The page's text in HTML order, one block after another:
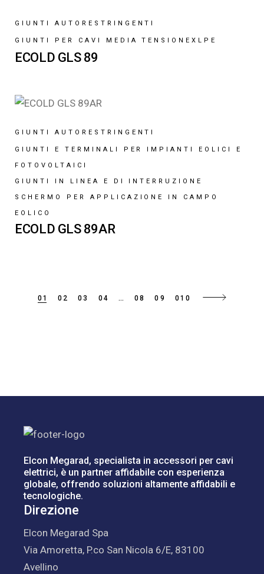
GIUNTI AUTORESTRINGENTI
GIUNTI PER CAVI MEDIA TENSIONEXLPE
ECOLD GLS 89
GIUNTI AUTORESTRINGENTI
GIUNTI E TERMINALI PER IMPIANTI EOLICI E
FOTOVOLTAICI
GIUNTI IN LINEA E DI INTERRUZIONE
SCHERMO PER APPLICAZIONE IN CAMPO
EOLICO
ECOLD GLS 89AR
01 02 03 04 … 08 09 010
Elcon Megarad, specialista in accessori per cavi
elettrici, è un partner affidabile con esperienza
globale, offrendo soluzioni altamente affidabili e
tecnologiche.
Direzione
Elcon Megarad Spa
Via Amoretta, P.co San Nicola 6/E, 83100
Avellino